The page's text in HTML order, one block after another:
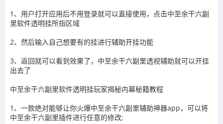
1、用户打开应用后不用登录就可以直接使用，点击中至余干六副
里软件透明挂所指区域
2、然后输入自己想要有的挂进行辅助开挂功能
3、返回就可以看到效果了， 中至余干六副里透视辅助就可以开挂
出去了
中至余干六副里软件透明挂玩家揭秘内幕秘籍教程
1、一款绝对能够让你火爆中至余干六副里辅助神器app，可以将
中至余干六副里插件进行任意的修改;